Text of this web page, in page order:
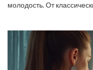
молодость. От
особенности и
наиболее эффективны
здоровой и сияющей